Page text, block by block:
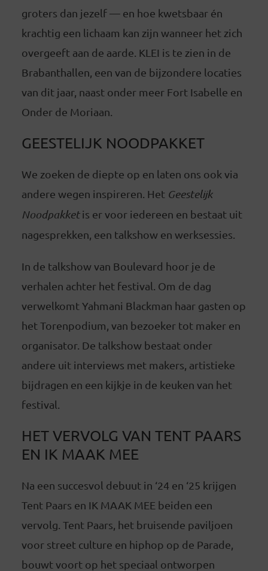
groters dan jezelf — en hoe kwetsbaar én
krachtig een lichaam kan zijn wanneer het zich
overgeeft aan de aarde. KLEI is te zien in de
Brabanthallen, een van de bijzondere locaties
van dit jaar, naast onder meer Fort Isabelle en
Onder de Moriaan.
GEESTELIJK NOODPAKKET
We zoeken de diepte op en laten ons ook via
andere wegen inspireren. Het Geestelijk
Noodpakketis er voor iedereen en bestaat uit
nagesprekken, een talkshow en werksessies.
In de talkshow van Boulevard hoor je de
verhalen achter het festival. Om de dag
verwelkomt Yahmani Blackman haar gasten op
het Torenpodium, van bezoeker tot maker en
organisator. De talkshow bestaat onder
andere uit interviews met makers, artistieke
bijdragen en een kijkje in de keuken van het
festival.
HET VERVOLG VAN TENT PAARS
EN IK MAAK MEE
Na een succesvol debuut in ‘24 en ‘25 krijgen
Tent Paars en IK MAAK MEE beiden een
vervolg. Tent Paars, het bruisende paviljoen
voor street culture en hiphop op de Parade,
bouwt voort op het speciaal ontworpen